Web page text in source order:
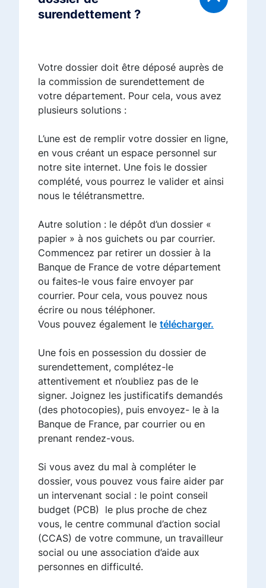
surendettement ?
Votre dossier doit être déposé auprès de
la commission de surendettement de
votre département. Pour cela, vous avez
plusieurs solutions :
L’une est de remplir votre dossier en ligne,
en vous créant un espace personnel sur
notre site internet. Une fois le dossier
complété, vous pourrez le valider et ainsi
nous le télétransmettre.
Autre solution : le dépôt d’un dossier «
papier » à nos guichets ou par courrier.
Commencez par retirer un dossier à la
Banque de France de votre département
ou faites-le vous faire envoyer par
courrier. Pour cela, vous pouvez nous
écrire ou nous téléphoner.
Vous pouvez également le télécharger.
Une fois en possession du dossier de
surendettement, complétez-le
attentivement et n’oubliez pas de le
signer. Joignez les justificatifs demandés
(des photocopies), puis envoyez- le à la
Banque de France, par courrier ou en
prenant rendez-vous.
Si vous avez du mal à compléter le
dossier, vous pouvez vous faire aider par
un intervenant social : le point conseil
budget (PCB) le plus proche de chez
vous, le centre communal d’action social
(CCAS) de votre commune, un travailleur
social ou une association d’aide aux
personnes en difficulté.